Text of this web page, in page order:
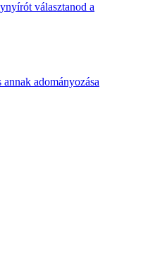
választanod a
adományozása